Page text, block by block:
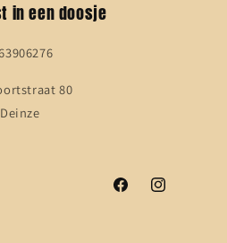
in een doosje
80
FacebookInstagram